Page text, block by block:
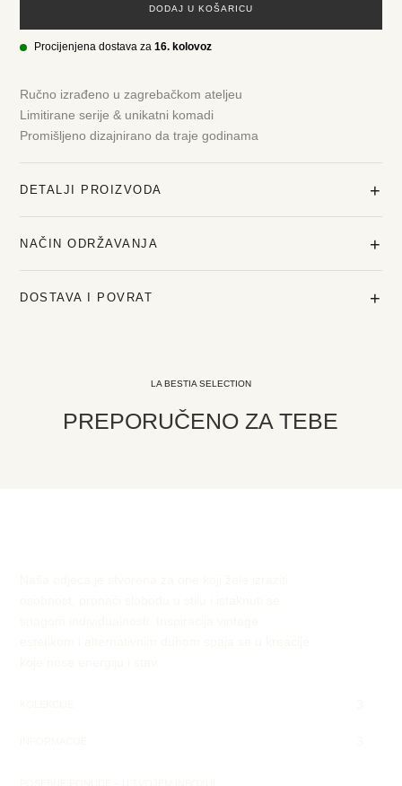
DODAJ U KOŠARICU
Procijenjena dostava za16. kolovoz
Ručno izrađeno u zagrebačkom ateljeu
Limitirane serije & unikatni komadi
Promišljeno dizajnirano da traje godinama
DETALJI PROIZVODA +
NAČIN ODRŽAVANJA +
DOSTAVA I POVRAT +
LA BESTIA SELECTION
PREPORUČENO ZA TEBE